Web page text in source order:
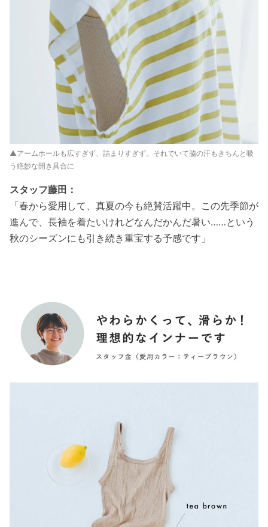
▲アームホールも広すぎず、詰まりすぎず。それでいて脇の汗もきちんと吸
う絶妙な開き具合に
スタッフ藤田：
「春から愛用して、真夏の今も絶賛活躍中。この先季節が
進んで、長袖を着たいけれどなんだかんだ暑い……という
秋のシーズンにも引き続き重宝する予感です」